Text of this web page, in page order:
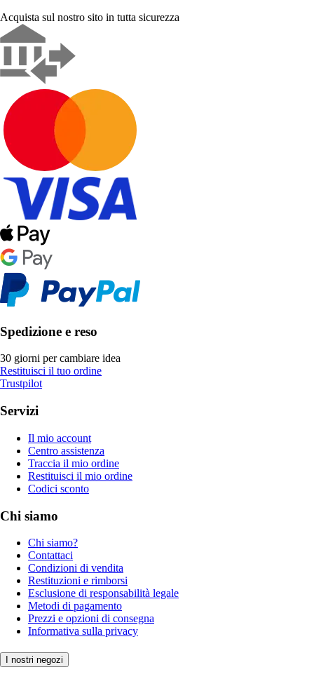
Acquista sul nostro sito in tutta sicurezza
Spedizione e reso
30 giorni per cambiare idea
Restituisci il tuo ordine
Trustpilot
Servizi
Il mio account
Centro assistenza
Traccia il mio ordine
Restituisci il mio ordine
Codici sconto
Chi siamo
Chi siamo?
Contattaci
Condizioni di vendita
Restituzioni e rimborsi
Esclusione di responsabilità legale
Metodi di pagamento
Prezzi e opzioni di consegna
Informativa sulla privacy
I nostri negozi